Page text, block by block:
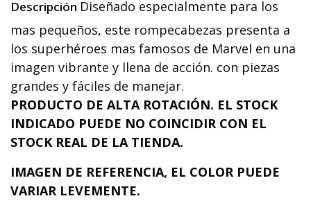
Descripción Diseñado especialmente para los
mas pequeños, este rompecabezas presenta a
los superhéroes mas famosos de Marvel en una
imagen vibrante y llena de acción. con piezas
grandes y fáciles de manejar.
PRODUCTO DE ALTA ROTACIÓN. EL STOCK
INDICADO PUEDE NO COINCIDIR CON EL
STOCK REAL DE LA TIENDA.
IMAGEN DE REFERENCIA, EL COLOR PUEDE
VARIAR LEVEMENTE.